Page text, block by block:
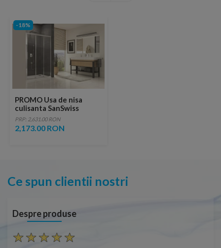
-18%
PROMO Usa de nisa
culisanta SanSwiss
Ocelia OCES3, 80xH190
cm
PRP: 2,631.00 RON
2,173.00 RON
Ce spun clientii nostri
Despre produse